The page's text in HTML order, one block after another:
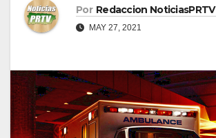
Por Redaccion NoticiasPRTV
MAY 27, 2021